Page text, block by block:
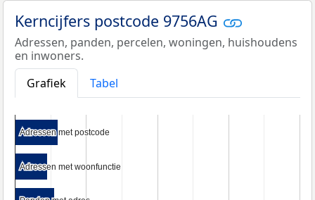
Kerncijfers postcode 9756AG
Adressen, panden, percelen, woningen, huishoudens
en inwoners.
Grafiek
Tabel
Adressen met postcode
Adressen met postcode
Adressen met woonfunctie
Adressen met woonfunctie